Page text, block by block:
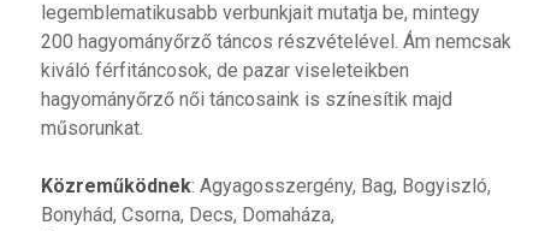
legemblematikusabb verbunkjait mutatja be, mintegy
200 hagyományőrző táncos részvételével. Ám nemcsak
kiváló férfitáncosok, de pazar viseleteikben
hagyományőrző női táncosaink is színesítik majd
műsorunkat.
Közreműködnek: Agyagosszergény, Bag, Bogyiszló,
Bonyhád, Csorna, Decs, Domaháza,